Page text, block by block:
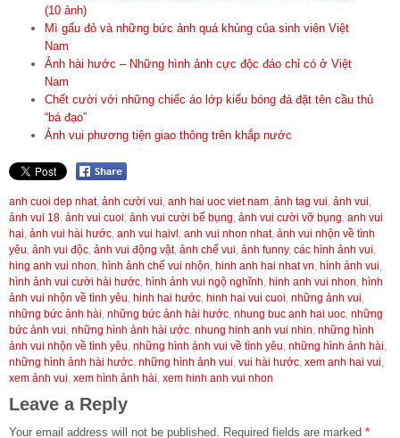
(10 ảnh)
Mì gấu đỏ và những bức ảnh quá khủng của sinh viên Việt
Nam
Ảnh hài hước – Những hình ảnh cực độc đáo chỉ có ở Việt
Nam
Chết cười với những chiếc áo lớp kiểu bóng đá đặt tên cầu thủ
“bá đạo”
Ảnh vui phương tiện giao thông trên khắp nước
anh cuoi dep nhat, ảnh cười vui, anh hai uoc viet nam, ảnh tag vui, ảnh vui,
ảnh vui 18, ảnh vui cuoi, ảnh vui cười bể bụng, ảnh vui cười vỡ bụng, anh vui
hai, ảnh vui hài hước, anh vui haivl , anh vui nhon nhat, ảnh vui nhộn về tình
yêu, ảnh vui độc, ảnh vui động vật, ảnh chế vui, ảnh funny, các hình ảnh vui,
hing anh vui nhon, hình ảnh chế vui nhộn, hinh anh hai nhat vn, hình ảnh vui,
hình ảnh vui cười hài hước, hình ảnh vui ngộ nghĩnh, hinh anh vui nhon, hình
ảnh vui nhộn về tình yêu, hinh hai hước, hinh hai vui cuoi, những ảnh vui,
những bức ảnh hài, những bức ảnh hài hước, nhung buc anh hai uoc, những
bức ảnh vui, những hình ảnh hài ước, nhung hinh anh vui nhin, những hình
ảnh vui nhộn về tình yêu, những hình ảnh vui về tình yêu, những hình ảnh hài,
những hình ảnh hài hước, những hình ảnh vui, vui hài hước, xem anh hai vui,
xem ảnh vui, xem hình ảnh hài, xem hinh anh vui nhon
Leave a Reply
Your email address will not be published. Required fields are marked *